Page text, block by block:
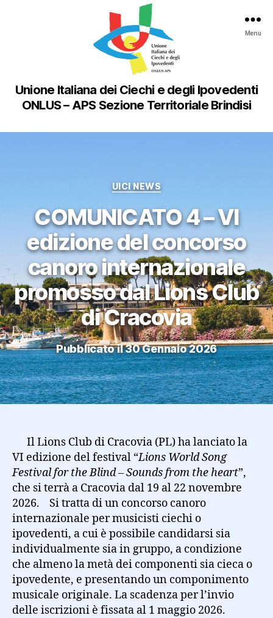
Unione Italiana dei Ciechi e degli Ipovedenti
ONLUS – APS Sezione Territoriale Brindisi
Menu
Categorie
UICI NEWS
COMUNICATO 4 – VI
edizione del concorso
canoro internazionale
promosso dal Lions Club
di Cracovia
Pubblicato il 30 Gennaio 2026
Il Lions Club di Cracovia (PL) ha lanciato la
VI edizione del festival “Lions World Song
Festival for the Blind –Sounds from the heart”,
che si terrà a Cracovia dal 19 al 22 novembre
2026. Si tratta di un concorso canoro
internazionale per musicisti ciechi o
ipovedenti, a cui è possibile candidarsi sia
individualmente sia in gruppo, a condizione
che almeno la metà dei componenti sia cieca o
ipovedente, e presentando un componimento
musicale originale. La scadenza per l’invio
delle iscrizioni è fissata al 1 maggio 2026.